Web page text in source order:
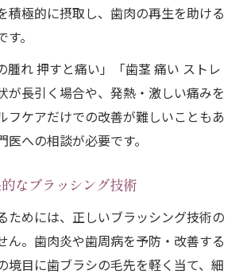
積極的に摂取し、歯肉の再生を助ける
。
腫れ 押すと痛い」「歯茎 痛い ストレ
が長引く場合や、発熱・激しい痛みを
フケアだけでの改善が難しいこともあ
医への相談が必要です。
なブラッシング技術
ためには、正しいブラッシング技術の
ん。歯肉炎や歯周病を予防・改善する
境目に歯ブラシの毛先を軽く当て、細